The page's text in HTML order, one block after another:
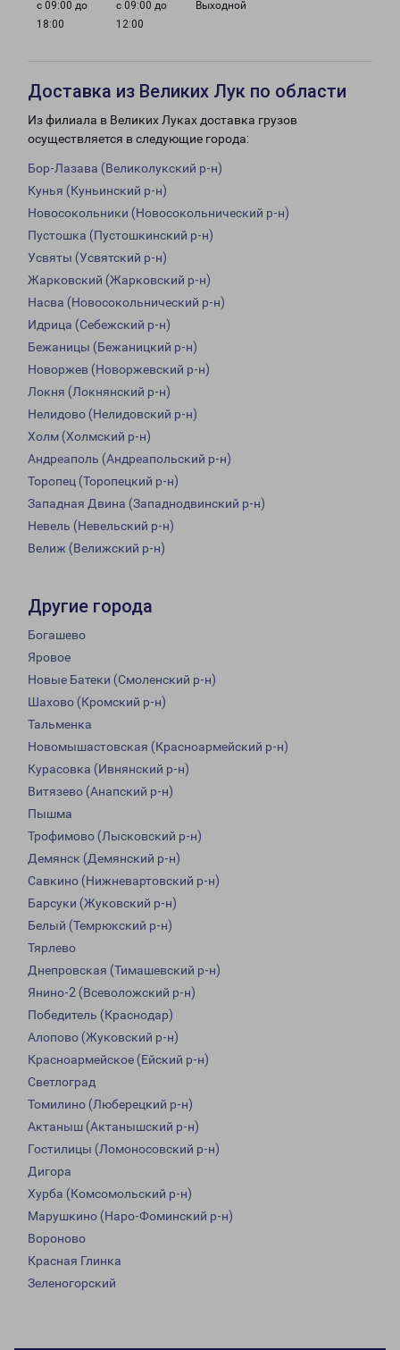
с 09:00 до
18:00
с 09:00 до
12:00
Выходной
Доставка из Великих Лук по области
Из филиала в Великих Луках доставка грузов
осуществляется в следующие города:
Бор-Лазава (Великолукский р-н)
Кунья (Куньинский р-н)
Новосокольники (Новосокольнический р-н)
Пустошка (Пустошкинский р-н)
Усвяты (Усвятский р-н)
Жарковский (Жарковский р-н)
Насва (Новосокольнический р-н)
Идрица (Себежский р-н)
Бежаницы (Бежаницкий р-н)
Новоржев (Новоржевский р-н)
Локня (Локнянский р-н)
Нелидово (Нелидовский р-н)
Холм (Холмский р-н)
Андреаполь (Андреапольский р-н)
Торопец (Торопецкий р-н)
Западная Двина (Западнодвинский р-н)
Невель (Невельский р-н)
Велиж (Велижский р-н)
Другие города
Богашево
Яровое
Новые Батеки (Смоленский р-н)
Шахово (Кромский р-н)
Тальменка
Новомышастовская (Красноармейский р-н)
Курасовка (Ивнянский р-н)
Витязево (Анапский р-н)
Пышма
Трофимово (Лысковский р-н)
Демянск (Демянский р-н)
Савкино (Нижневартовский р-н)
Барсуки (Жуковский р-н)
Белый (Темрюкский р-н)
Тярлево
Днепровская (Тимашевский р-н)
Янино-2 (Всеволожский р-н)
Победитель (Краснодар)
Алопово (Жуковский р-н)
Красноармейское (Ейский р-н)
Светлоград
Томилино (Люберецкий р-н)
Актаныш (Актанышский р-н)
Гостилицы (Ломоносовский р-н)
Дигора
Хурба (Комсомольский р-н)
Марушкино (Наро-Фоминский р-н)
Вороново
Красная Глинка
Зеленогорский